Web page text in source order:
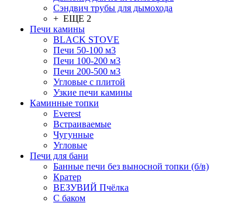
Сэндвич трубы для дымохода
+ ЕЩЕ 2
Печи камины
BLACK STOVE
Печи 50-100 м3
Печи 100-200 м3
Печи 200-500 м3
Угловые с плитой
Узкие печи камины
Каминные топки
Everest
Встраиваемые
Чугунные
Угловые
Печи для бани
Банные печи без выносной топки (б/в)
Кратер
ВЕЗУВИЙ Пчёлка
С баком